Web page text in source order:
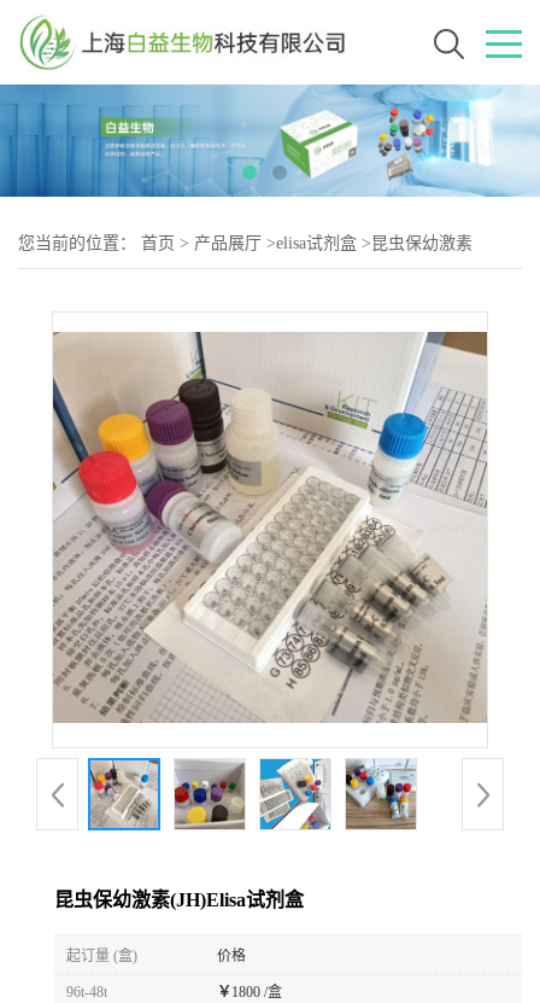
您当前的位置： 首页 > 产品展厅 >elisa试剂盒 > 昆虫保幼激素
昆虫保幼激素(JH)Elisa试剂盒
起订量 (盒) 价格
96t-48t ￥ 1800 /盒